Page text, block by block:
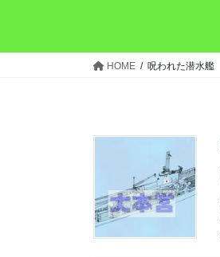
HOME 呪われた潜水艦